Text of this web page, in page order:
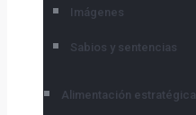
Imágenes
Sabios y sentencias
Alimentación estratégica